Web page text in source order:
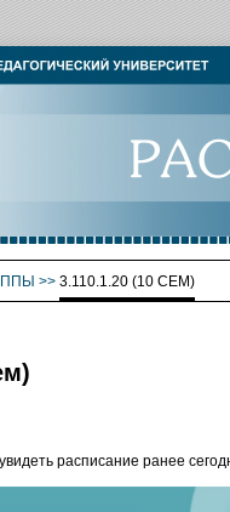
>> 3.110.1.20 (10 СЕМ)
расписание ранее